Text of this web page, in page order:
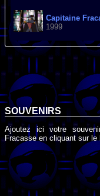
Capitaine
1999
SOUVENIRS
Ajoutez ici votre
Fracasse en cliquant sur le